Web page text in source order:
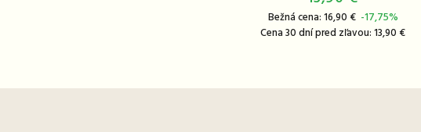
Bežná cena: 16,90 € -17,75%
Cena 30 dní pred zľavou: 13,90 €